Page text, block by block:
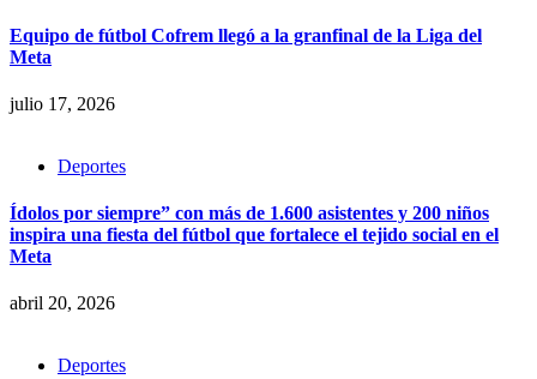
Equipo de fútbol Cofrem llegó a la granfinal de la Liga del
Meta
julio 17, 2026
Deportes
Ídolos por siempre” con más de 1.600 asistentes y 200 niños
inspira una fiesta del fútbol que fortalece el tejido social en el
Meta
abril 20, 2026
Deportes